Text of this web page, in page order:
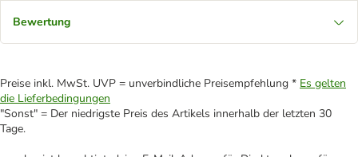
Bewertung
Preise inkl. MwSt. UVP = unverbindliche Preisempfehlung * Es gelten
die Lieferbedingungen
"Sonst" = Der niedrigste Preis des Artikels innerhalb der letzten 30
Tage.